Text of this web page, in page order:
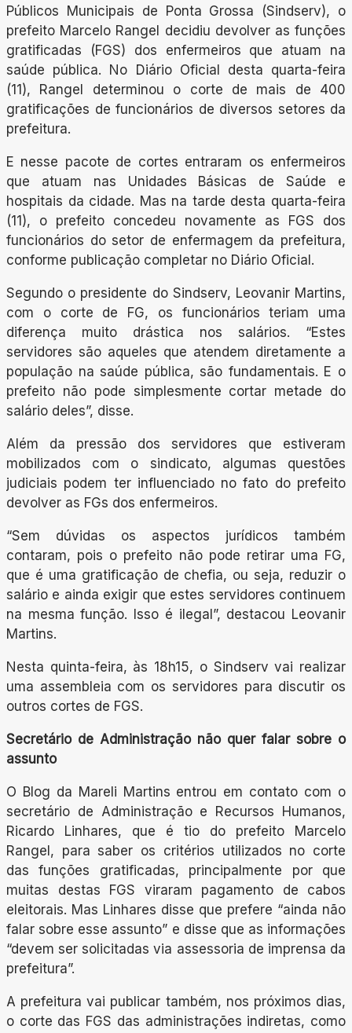
Públicos Municipais de Ponta Grossa (Sindserv), o
prefeito Marcelo Rangel decidiu devolver as funções
gratificadas (FGS) dos enfermeiros que atuam na
saúde pública. No Diário Oficial desta quarta-feira
(11), Rangel determinou o corte de mais de 400
gratificações de funcionários de diversos setores da
prefeitura.
E nesse pacote de cortes entraram os enfermeiros
que atuam nas Unidades Básicas de Saúde e
hospitais da cidade. Mas na tarde desta quarta-feira
(11), o prefeito concedeu novamente as FGS dos
funcionários do setor de enfermagem da prefeitura,
conforme publicação completar no Diário Oficial.
Segundo o presidente do Sindserv, Leovanir Martins,
com o corte de FG, os funcionários teriam uma
diferença muito drástica nos salários. “Estes
servidores são aqueles que atendem diretamente a
população na saúde pública, são fundamentais. E o
prefeito não pode simplesmente cortar metade do
salário deles”, disse.
Além da pressão dos servidores que estiveram
mobilizados com o sindicato, algumas questões
judiciais podem ter influenciado no fato do prefeito
devolver as FGs dos enfermeiros.
“Sem dúvidas os aspectos jurídicos também
contaram, pois o prefeito não pode retirar uma FG,
que é uma gratificação de chefia, ou seja, reduzir o
salário e ainda exigir que estes servidores continuem
na mesma função. Isso é ilegal”, destacou Leovanir
Martins.
Nesta quinta-feira, às 18h15, o Sindserv vai realizar
uma assembleia com os servidores para discutir os
outros cortes de FGS.
Secretário de Administração não quer falar sobre o
assunto
O Blog da Mareli Martins entrou em contato com o
secretário de Administração e Recursos Humanos,
Ricardo Linhares, que é tio do prefeito Marcelo
Rangel, para saber os critérios utilizados no corte
das funções gratificadas, principalmente por que
muitas destas FGS viraram pagamento de cabos
eleitorais. Mas Linhares disse que prefere “ainda não
falar sobre esse assunto” e disse que as informações
“devem ser solicitadas via assessoria de imprensa da
prefeitura”.
A prefeitura vai publicar também, nos próximos dias,
o corte das FGS das administrações indiretas, como